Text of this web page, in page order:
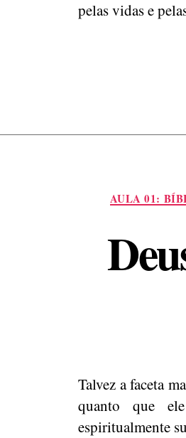
pelas vidas e
AULA 01:
Talvez a faceta
quanto que
espiritualmente